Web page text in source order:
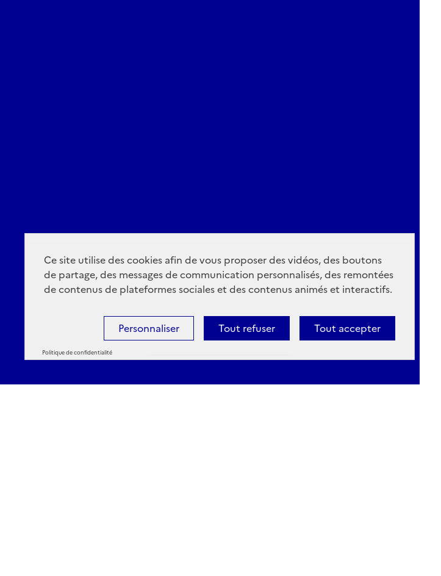
Ce site utilise des cookies afin de vous proposer des vidéos, des boutons
de partage, des messages de communication personnalisés, des remontées
de contenus de plateformes sociales et des contenus animés et interactifs.
Tout accepter
Tout refuser
Personnaliser
Politique de confidentialité